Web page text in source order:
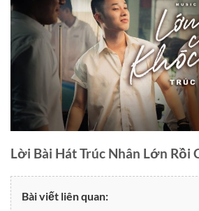
Lời Bài Hát Trúc Nhân Lớn Rồi
Bài viết liên quan: